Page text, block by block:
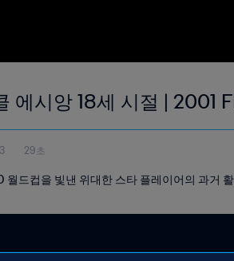
에시앙 18세 시절 | 2001
29초
월드컵을 빛낸 위대한 스타 플레이어의 과거